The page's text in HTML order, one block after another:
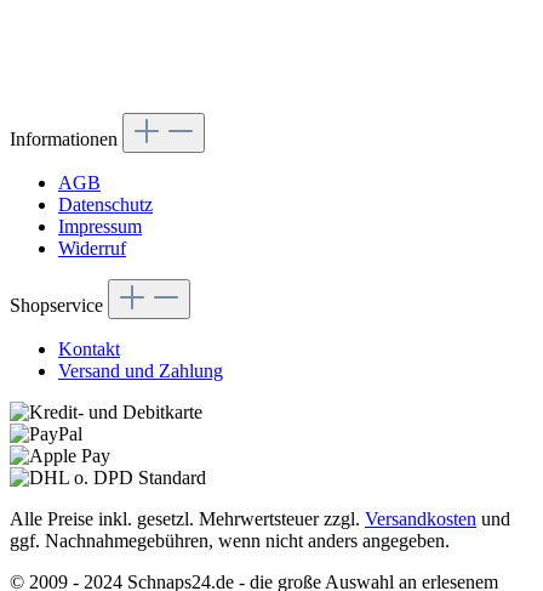
Informationen
AGB
Datenschutz
Impressum
Widerruf
Shopservice
Kontakt
Versand und Zahlung
Alle Preise inkl. gesetzl. Mehrwertsteuer zzgl. Versandkosten und
ggf. Nachnahmegebühren, wenn nicht anders angegeben.
© 2009 - 2024 Schnaps24.de - die große Auswahl an erlesenem